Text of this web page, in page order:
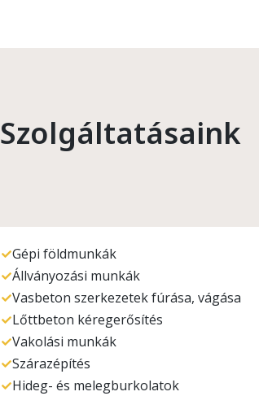
Szolgáltatásaink
Gépi földmunkák
Állványozási munkák
Vasbeton szerkezetek fúrása, vágása
Lőttbeton kéregerősítés
Vakolási munkák
Szárazépítés
Hideg- és melegburkolatok